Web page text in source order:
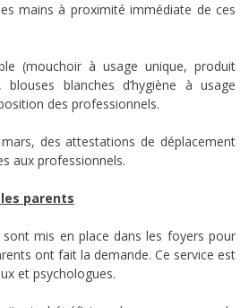
mains à proximité immédiate de ces
(mouchoir à usage unique, produit
blouses blanches d’hygiène à usage
des professionnels.
des attestations de déplacement
aux professionnels.
parents
mis en place dans les foyers pour
ont fait la demande. Ce service est
et psychologues.